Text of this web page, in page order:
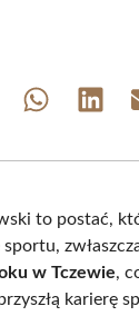
Share Share
to postać,
w Tczewie,
karierę